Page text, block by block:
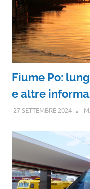
Fiume Po:
e altre
27 SETTEMBRE 2024